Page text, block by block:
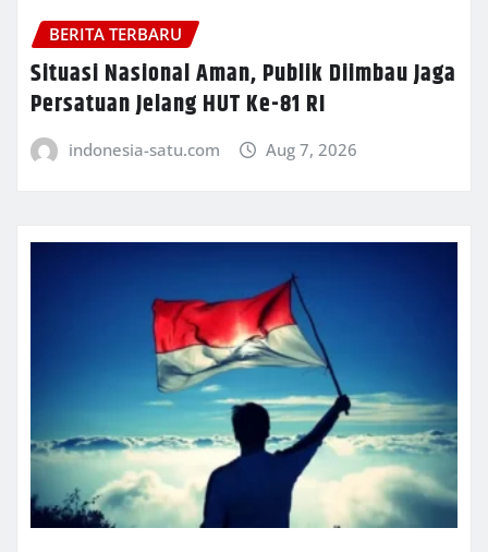
BERITA TERBARU
Situasi Nasional Aman, Publik Diimbau Jaga
Persatuan Jelang HUT Ke-81 RI
indonesia-satu.com Aug 7, 2026